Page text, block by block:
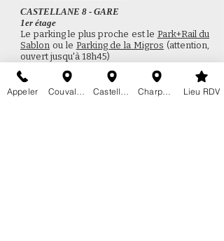
CASTELLANE 8 - GARE
1er étage
Le parking le plus proche est le Park+Rail du
Sablon ou le Parking de la Migros (attention,
ouvert jusqu'à 18h45)
Le cabinet se trouve dans le grand bâtiment
brun qui longe les voies du train. L'entrée
se trouve juste à côté du supermarché Lidl
Appeler Lieu RDV